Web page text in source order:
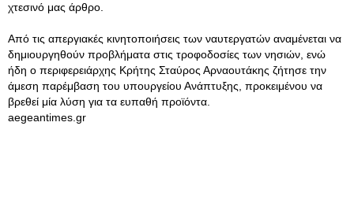
χτεσινό μας άρθρο.
Από τις απεργιακές κινητοποιήσεις των ναυτεργατών αναμένεται να
δημιουργηθούν προβλήματα στις τροφοδοσίες των νησιών, ενώ
ήδη ο περιφερειάρχης Κρήτης Σταύρος Αρναουτάκης ζήτησε την
άμεση παρέμβαση του υπουργείου Ανάπτυξης, προκειμένου να
βρεθεί μία λύση για τα ευπαθή προϊόντα.
aegeantimes.gr